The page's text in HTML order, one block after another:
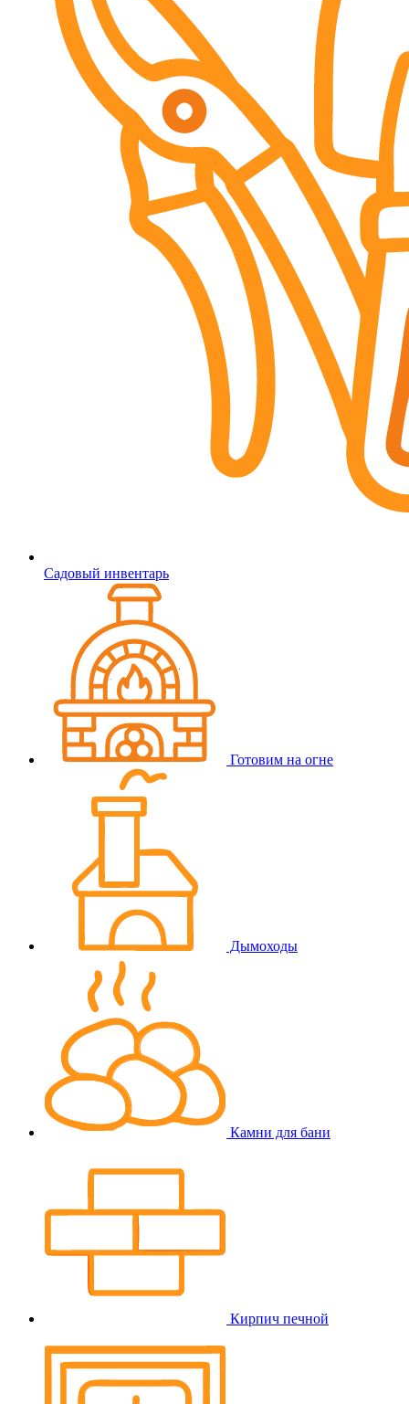
Садовый инвентарь
Готовим на огне
Дымоходы
Камни для бани
Кирпич печной